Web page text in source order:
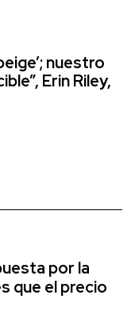
nuestro
Erin Riley,
por la
que el precio